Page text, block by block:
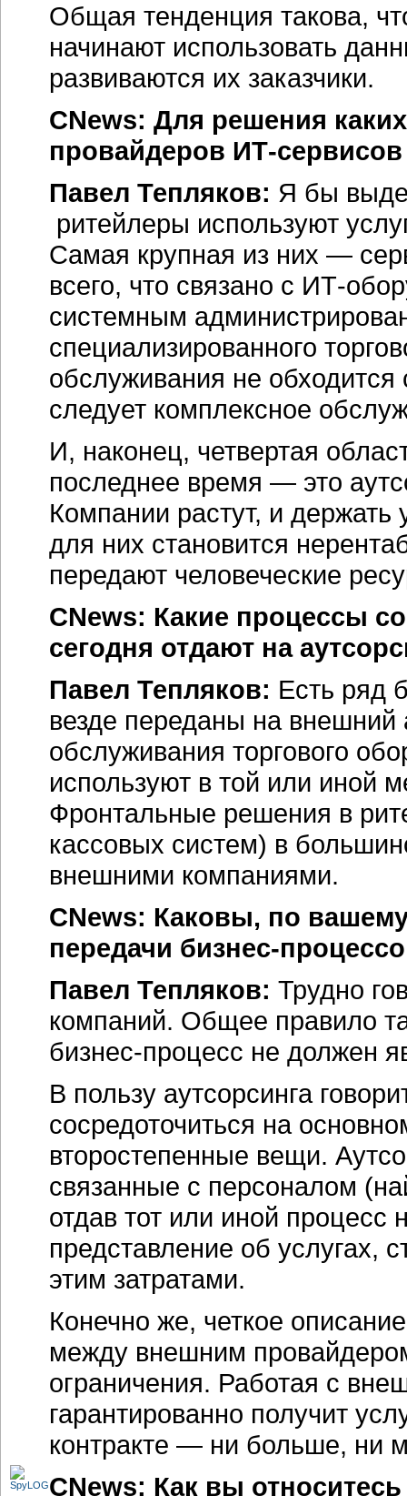
Общая тенденция такова,
начинают использовать
развиваются их заказчики.
CNews: Для решения
провайдеров ИТ-
Павел Тепляков: Я бы
ритейлеры используют
Самая крупная из них —
всего, что связано с ИТ-
системным
специализированного
обслуживания не
следует комплексное
И, наконец, четвертая
последнее время — это
Компании растут, и
для них становится
передают человеческие
CNews: Какие процессы
сегодня отдают на
Павел Тепляков: Есть ряд
везде переданы на
обслуживания торгового
используют в той или иной
Фронтальные решения в
кассовых систем) в
внешними компаниями.
CNews: Каковы, по
передачи бизнес-
Павел Тепляков: Трудно
компаний. Общее правило
бизнес-процесс не должен
В пользу аутсорсинга
сосредоточиться на
второстепенные вещи.
связанные с персоналом
отдав тот или иной процесс
представление об услугах,
этим затратами.
Конечно же, четкое
между внешним
ограничения. Работая с
гарантированно получит
контракте — ни больше, ни
CNews: Как вы